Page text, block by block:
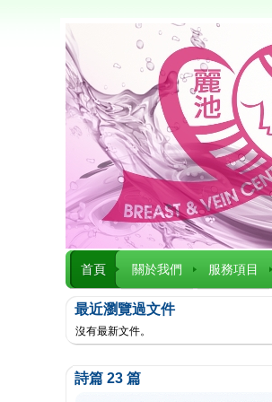
首頁 關於我們 服務項目
最近瀏覽過文件
沒有最新文件。
詩篇 23 篇